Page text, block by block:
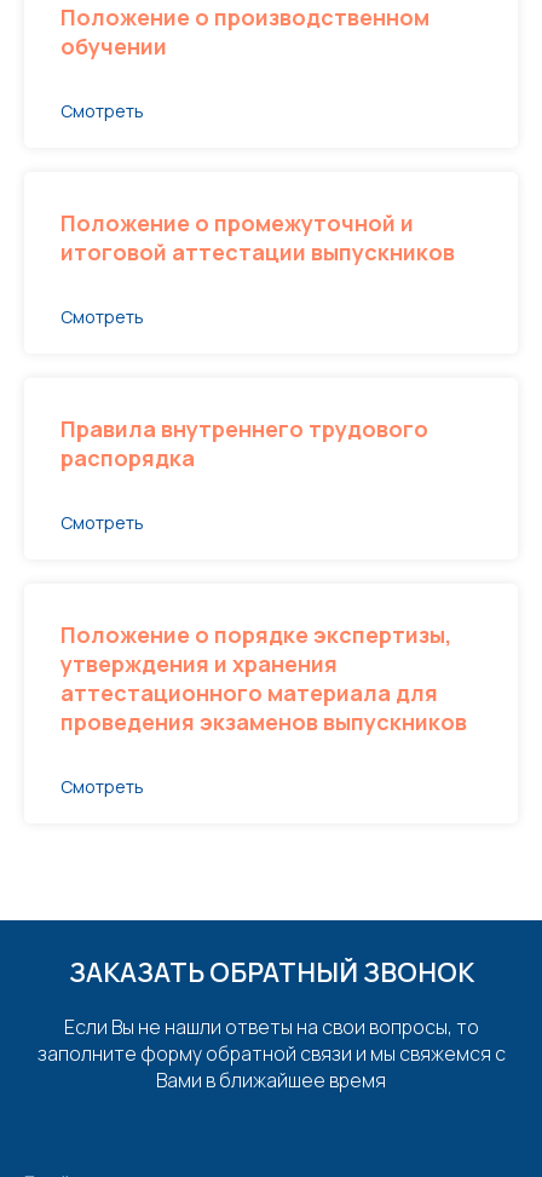
Положение о производственном
обучении
Смотреть
Положение о промежуточной и
итоговой аттестации выпускников
Смотреть
Правила внутреннего трудового
распорядка
Смотреть
Положение о порядке экспертизы,
утверждения и хранения
аттестационного материала для
проведения экзаменов выпускников
Смотреть
ЗАКАЗАТЬ ОБРАТНЫЙ ЗВОНОК
Если Вы не нашли ответы на свои вопросы, то
заполните форму обратной связи и мы свяжемся с
Вами в ближайшее время